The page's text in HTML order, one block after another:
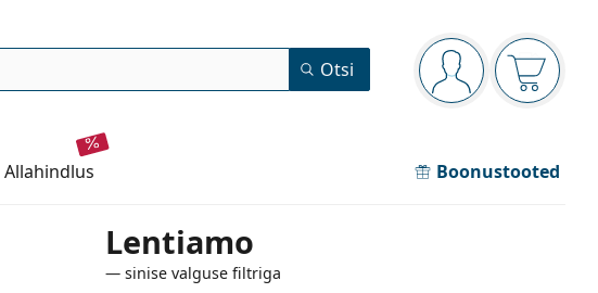
Navigeerimismenüü
Oled sisse logitud
Otsi
allahindlus Boonustooted
Lentiamo
— sinise valguse filtriga